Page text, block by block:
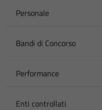
Personale
Bandi di Concorso
Performance
Enti controllati